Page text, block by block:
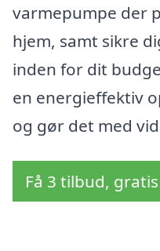
varmepumpe der
hjem, samt sikre
inden for dit
en energieffektiv
og gør det med
Få 3 tilbud,